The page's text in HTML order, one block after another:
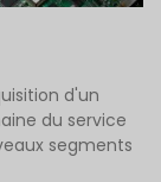
d'un
du service
segments